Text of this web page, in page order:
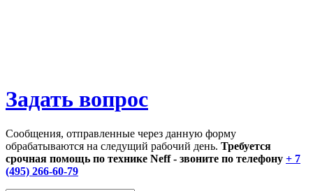
Задать вопрос
Сообщения, отправленные через данную форму
обрабатываются на следущий рабочий день. Требуется
срочная помощь по технике Neff - звоните по телефону + 7
(495) 266-60-79